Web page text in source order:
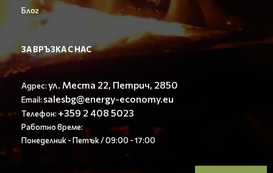
Блог
ЗА ВРЪЗКА С НАС
Адрес:ул. Места 22, Петрич, 2850
Email: salesbg@energy-economy.eu
Телефон: +359 2 408 5023
Работно време:
Понеделник - Петък / 09:00 - 17:00